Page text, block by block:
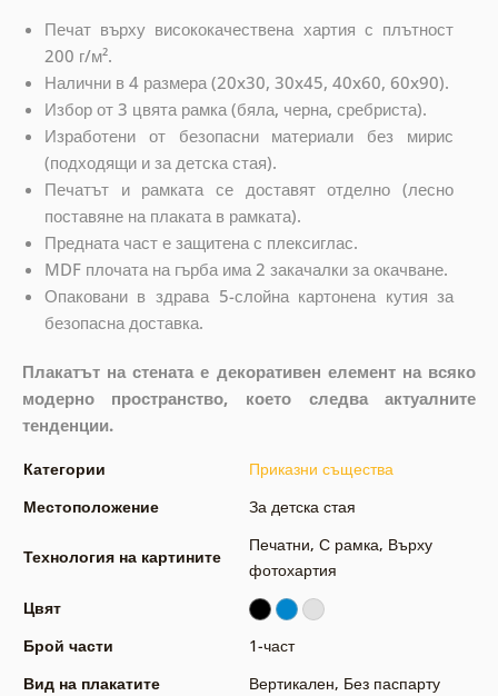
Печат върху висококачествена хартия с плътност
200 г/м².
Налични в 4 размера (20x30, 30x45, 40x60, 60x90).
Избор от 3 цвята рамка (бяла, черна, сребриста).
Изработени от безопасни материали без мирис
(подходящи и за детска стая).
Печатът и рамката се доставят отделно (лесно
поставяне на плаката в рамката).
Предната част е защитена с плексиглас.
MDF плочата на гърба има 2 закачалки за окачване.
Опаковани в здрава 5-слойна картонена кутия за
безопасна доставка.
Плакатът на стената е декоративен елемент на всяко
модерно пространство, което следва актуалните
тенденции.
Категории
Приказни същества
Местоположение
За детска стая
Технология на картините
Печатни, С рамка, Върху
фотохартия
Цвят
Брой части
1-част
Вид на плакатите
Вертикален, Без паспарту